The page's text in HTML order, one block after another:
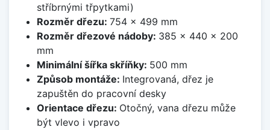
stříbrnými třpytkami)
Rozměr dřezu: 754 x 499 mm
Rozměr dřezové nádoby: 385 x 440 x 200
mm
Minimální šířka skříňky: 500 mm
Způsob montáže: Integrovaná, dřez je
zapuštěn do pracovní desky
Orientace dřezu: Otočný, vana dřezu může
být vlevo i vpravo